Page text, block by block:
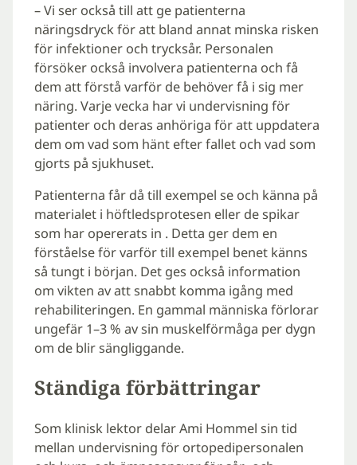
– Vi ser också till att ge patienterna
näringsdryck för att bland annat minska risken
för infektioner och trycksår. Personalen
försöker också involvera patienterna och få
dem att förstå varför de behöver få i sig mer
näring. Varje vecka har vi undervisning för
patienter och deras anhöriga för att uppdatera
dem om vad som hänt efter fallet och vad som
gjorts på sjukhuset.
Patienterna får då till exempel se och känna på
materialet i höftledsprotesen eller de spikar
som har opererats in . Detta ger dem en
förståelse för varför till exempel benet känns
så tungt i början. Det ges också information
om vikten av att snabbt komma igång med
rehabiliteringen. En gammal människa förlorar
ungefär 1–3 % av sin muskelförmåga per dygn
om de blir sängliggande.
Ständiga förbättringar
Som klinisk lektor delar Ami Hommel sin tid
mellan undervisning för ortopedipersonalen